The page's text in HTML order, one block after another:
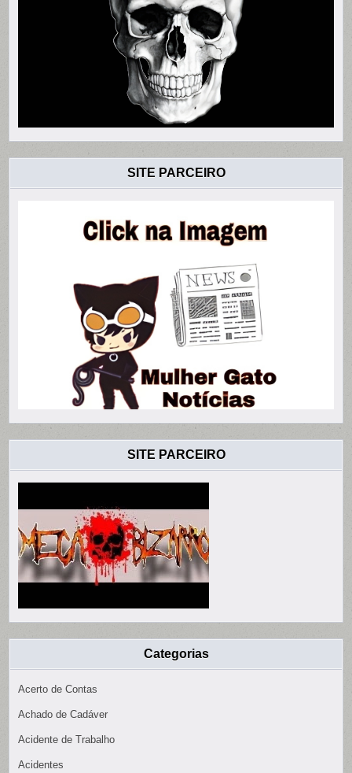
SITE PARCEIRO
SITE PARCEIRO
Categorias
Acerto de Contas
Achado de Cadáver
Acidente de Trabalho
Acidentes